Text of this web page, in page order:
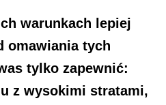
warunkach lepiej
omawiania tych
tylko zapewnić:
z wysokimi stratami,